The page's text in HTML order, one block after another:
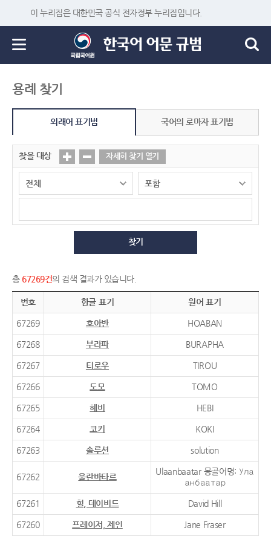
이 누리집은 대한민국 공식 전자정부 누리집입니다.
용례 찾기
외래어 표기법 국어의 로마자 표기법
찾을 대상 자세히 찾기 열기
찾기
총 67269건의 검색 결과가 있습니다.
번호 한글 표기 원어 표기
67269 호아반 HOABAN
67268 부라파 BURAPHA
67267 티로우 TIROU
67266 도모 TOMO
67265 헤비 HEBI
67264 코키 KOKI
67263 솔루션 solution
67262 울란바타르
Ulaanbaatar 몽골어명: Ула
анбаатар
67261 힐, 데이비드 David Hill
67260 프레이저, 제인 Jane Fraser